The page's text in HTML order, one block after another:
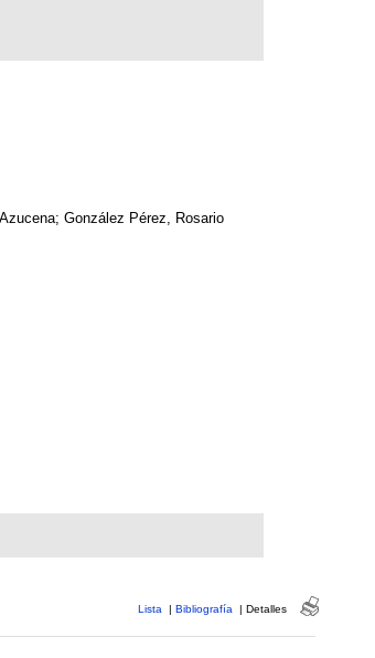
González Pérez, Rosario
Lista | Bibliografía | Detalles